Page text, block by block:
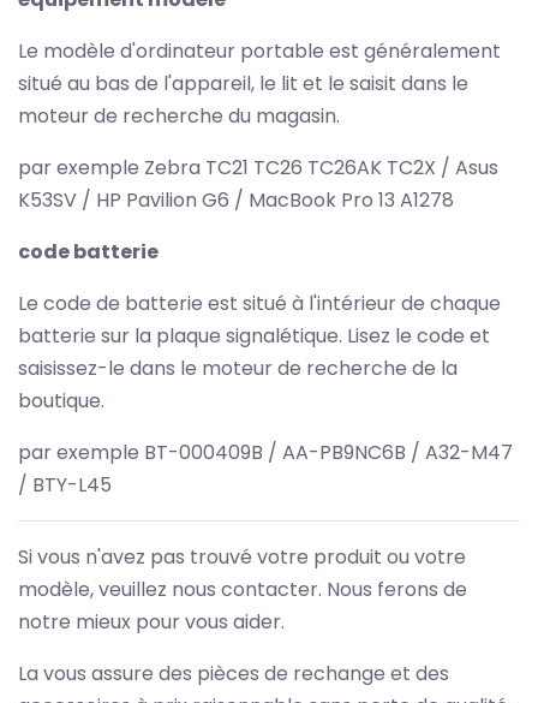
Le modèle d'ordinateur portable est généralement
situé au bas de l'appareil, le lit et le saisit dans le
moteur de recherche du magasin.
par exemple Zebra TC21 TC26 TC26AK TC2X / Asus
K53SV / HP Pavilion G6 / MacBook Pro 13 A1278
code batterie
Le code de batterie est situé à l'intérieur de chaque
batterie sur la plaque signalétique. Lisez le code et
saisissez-le dans le moteur de recherche de la
boutique.
par exemple BT-000409B / AA-PB9NC6B / A32-M47
/ BTY-L45
Si vous n'avez pas trouvé votre produit ou votre
modèle, veuillez nous contacter. Nous ferons de
notre mieux pour vous aider.
La vous assure des pièces de rechange et des